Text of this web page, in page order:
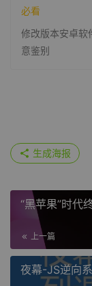
必看
修改版本安卓软
意鉴别
生成海报
“黑苹果”时代
上一篇
夜幕-JS逆向